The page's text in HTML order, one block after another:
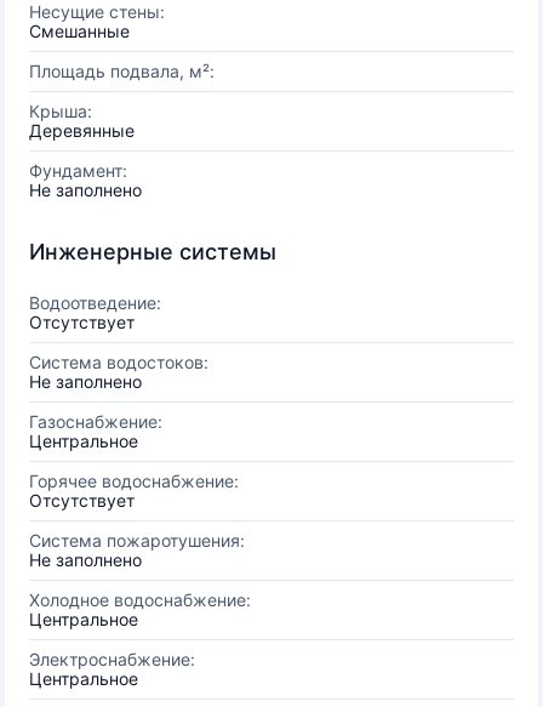
Несущие стены:
Смешанные
Площадь подвала, м²:
Крыша:
Деревянные
Фундамент:
Не заполнено
Инженерные системы
Водоотведение:
Отсутствует
Система водостоков:
Не заполнено
Газоснабжение:
Центральное
Горячее водоснабжение:
Отсутствует
Система пожаротушения:
Не заполнено
Холодное водоснабжение:
Центральное
Электроснабжение:
Центральное